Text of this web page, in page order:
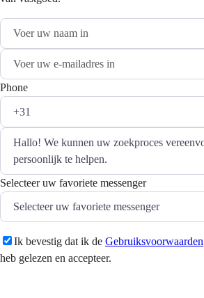
Phone
Selecteer uw favoriete messenger
Ik bevestig dat ik de Gebruiksvoorwaarden
heb gelezen en accepteer.